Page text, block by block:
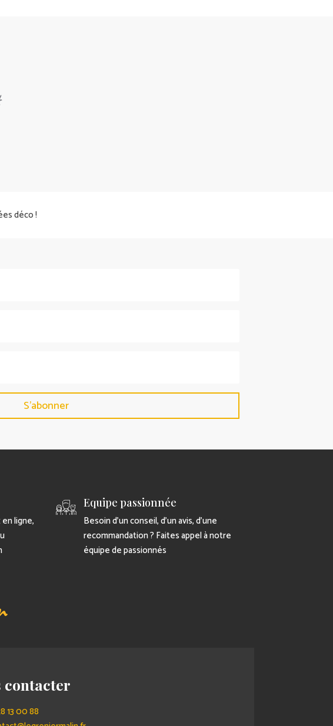
déco !
S'abonner
ligne,
Equipe passionnée
Besoin d’un conseil, d’un avis, d’une
recommandation ? Faites appel à notre
équipe de passionnés
contacter
13 00 88